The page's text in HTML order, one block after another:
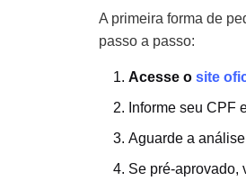
A primeira forma de
passo a passo:
Acesse o site
Informe seu CPF
Aguarde a
Se pré-aprovado,